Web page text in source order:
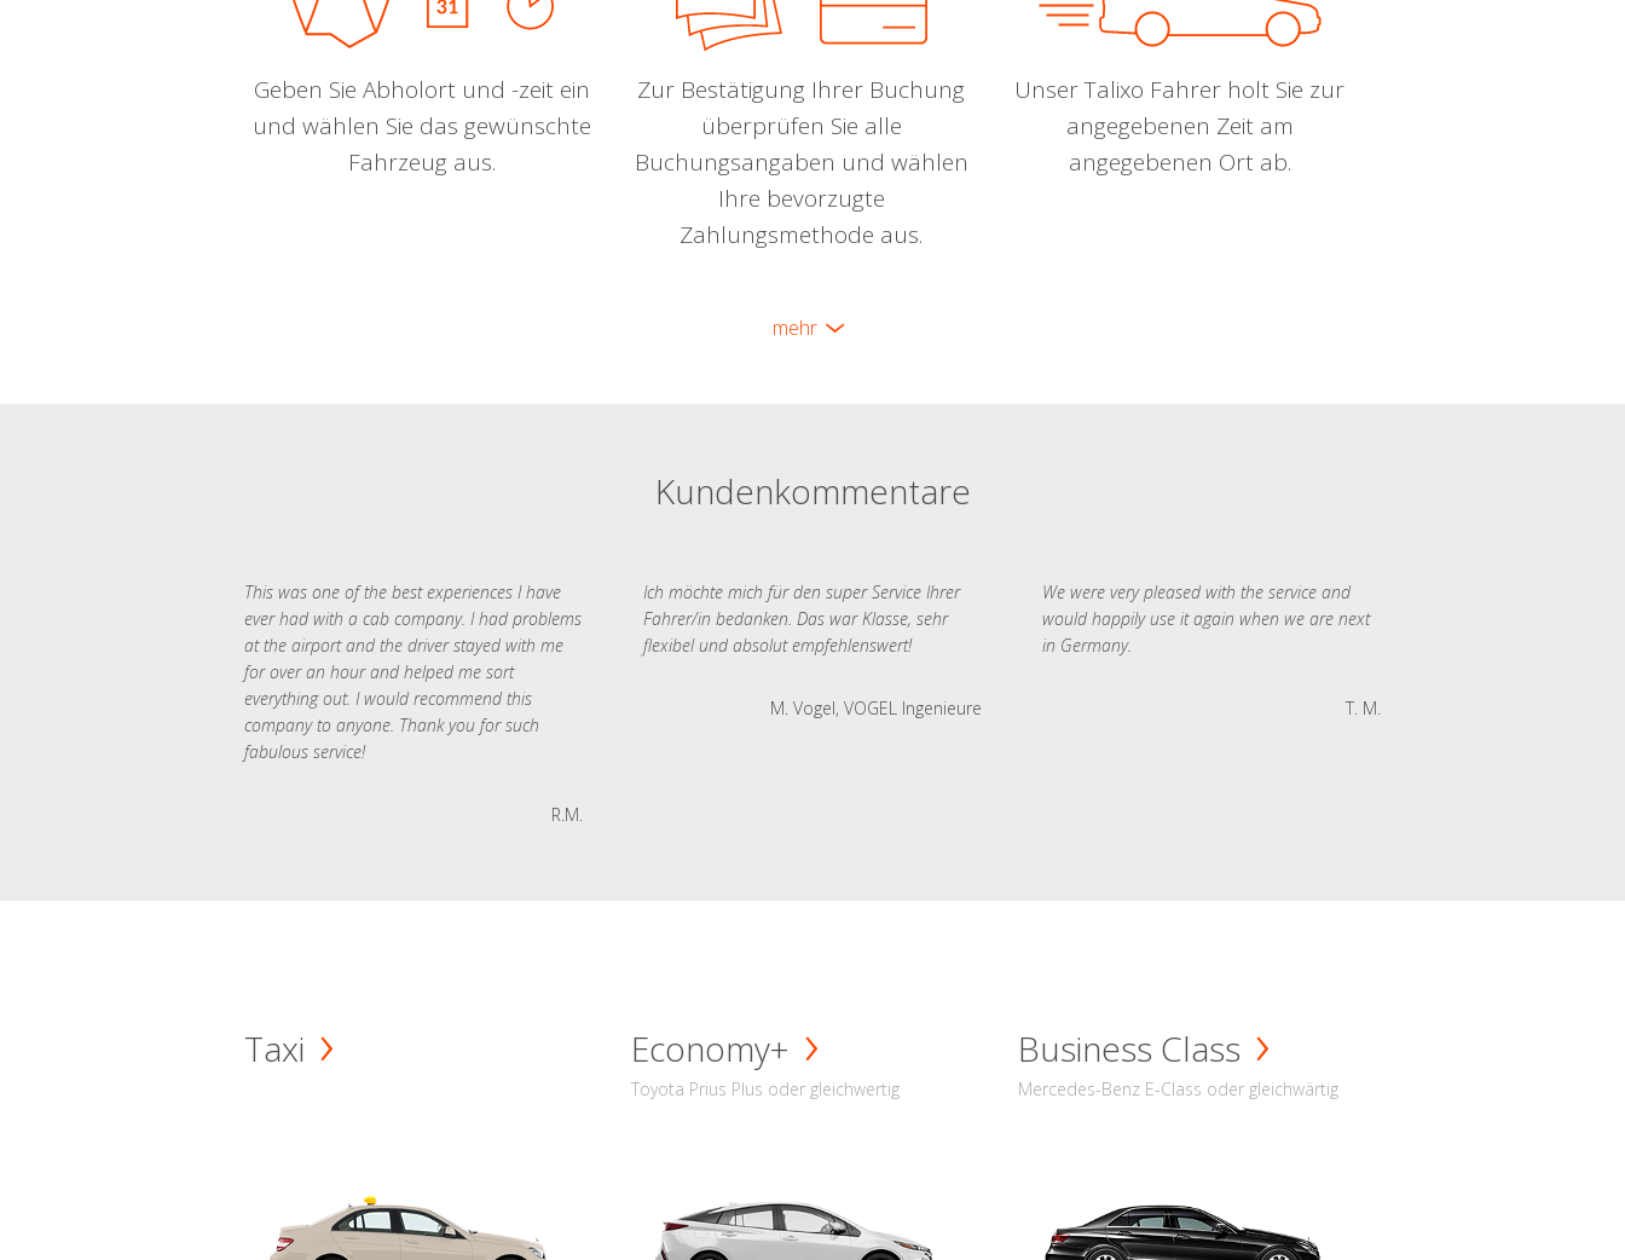
Geben Sie Abholort und -zeit ein
und wählen Sie das gewünschte
Fahrzeug aus.
Zur Bestätigung Ihrer Buchung
überprüfen Sie alle
Buchungsangaben und wählen
Ihre bevorzugte
Zahlungsmethode aus.
Unser Talixo Fahrer holt Sie zur
angegebenen Zeit am
angegebenen Ort ab.
mehr
Kundenkommentare
This was one of the best experiences I have
ever had with a cab company. I had problems
at the airport and the driver stayed with me
for over an hour and helped me sort
everything out. I would recommend this
company to anyone. Thank you for such
fabulous service!
R.M.
Ich möchte mich für den super Service Ihrer
Fahrer/in bedanken. Das war Klasse, sehr
flexibel und absolut empfehlenswert!
M. Vogel, VOGEL Ingenieure
We were very pleased with the service and
would happily use it again when we are next
in Germany.
T. M.
Taxi Economy+
Toyota Prius Plus oder gleichwertig
Business Class
Mercedes-Benz E-Class oder gleichwärtig